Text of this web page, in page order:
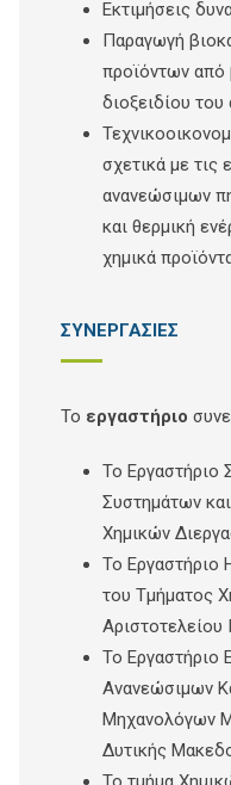
Εκτιμήσεις
Παραγωγή
προϊόντων από
διοξειδίου του
σχετικά με τις
ανανεώσιμων
και θερμική
χημικά
ΣΥΝΕΡΓΑΣΙΕΣ
Το εργαστήριο
Το Εργαστήριο
Συστημάτων
Χημικών
Το Εργαστήριο
του Τμήματος
Αριστοτελείου
Το Εργαστήριο
Ανανεώσιμων
Μηχανολόγων
Δυτικής